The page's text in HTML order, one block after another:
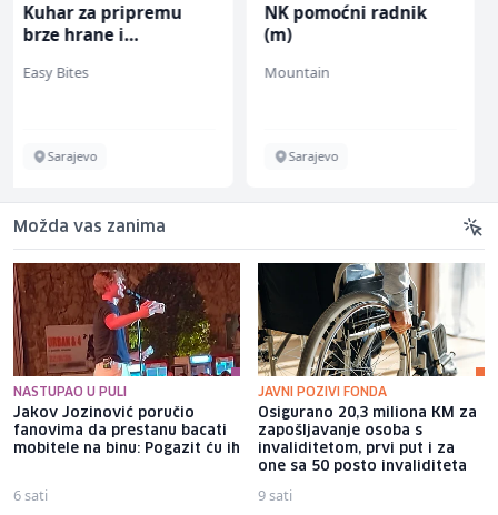
NK pomoćni radnik
(m)
Mountain
Sarajevo
Multimedijalni
marketing kreator (m/
Kalea
Ilijaš
Možda vas zanima
NASTUPAO U PULI
Jakov Jozinović poručio
fanovima da prestanu bacati
mobitele na binu: Pogazit ću ih
6 sati
JAVNI POZIVI FONDA
Osigurano 20,3 miliona KM za
zapošljavanje osoba s
invaliditetom, prvi put i za
one sa 50 posto invaliditeta
9 sati